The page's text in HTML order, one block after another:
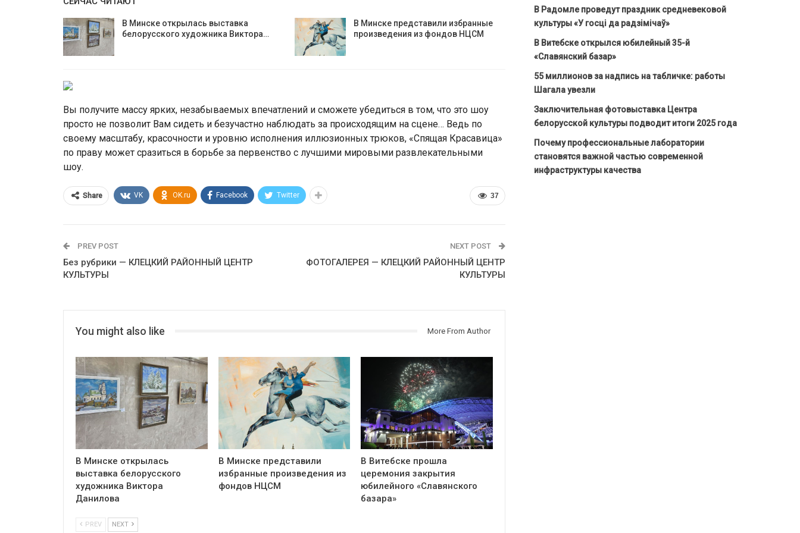
В Минске открылась выставка
белорусского художника Виктора…
В Минске представили избранные
произведения из фондов НЦСМ
Вы получите массу ярких, незабываемых впечатлений и сможете убедиться в том, что это шоу
просто не позволит Вам сидеть и безучастно наблюдать за происходящим на сцене… Ведь по
своему масштабу, красочности и уровню исполнения иллюзионных трюков, «Спящая Красавица»
по праву может сразиться в борьбе за первенство с лучшими мировыми развлекательными
шоу.
37
Share VK OK.ru Facebook Twitter
PREV POST
Без рубрики — КЛЕЦКИЙ РАЙОННЫЙ ЦЕНТР
КУЛЬТУРЫ
NEXT POST
ФОТОГАЛЕРЕЯ — КЛЕЦКИЙ РАЙОННЫЙ ЦЕНТР
КУЛЬТУРЫ
You might also like More From Author
В Минске открылась
выставка белорусского
художника Виктора
Данилова
В Минске представили
избранные произведения из
фондов НЦСМ
В Витебске прошла
церемония закрытия
юбилейного «Славянского
базара»
PREV NEXT
В Радомле проведут праздник средневековой
культуры «У госці да радзімічаў»
В Витебске открылся юбилейный 35-й
«Славянский базар»
55 миллионов за надпись на табличке: работы
Шагала увезли
Заключительная фотовыставка Центра
белорусской культуры подводит итоги 2025 года
Почему профессиональные лаборатории
становятся важной частью современной
инфраструктуры качества